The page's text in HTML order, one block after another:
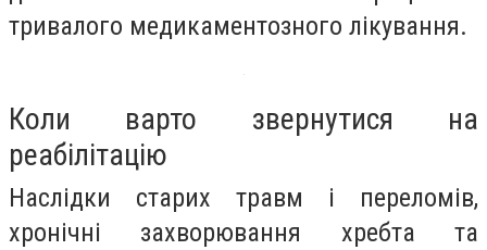
тривалого медикаментозного лікування.
Коли варто звернутися на
реабілітацію
Наслідки старих травм і переломів,
хронічні захворювання хребта та